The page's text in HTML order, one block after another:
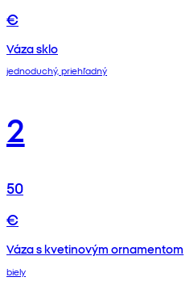
€
Váza sklo
jednoduchý, priehľadný
2
50
€
Váza s kvetinovým ornamentom
biely